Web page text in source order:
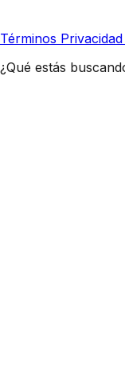
Términos Privacidad
¿Qué estás